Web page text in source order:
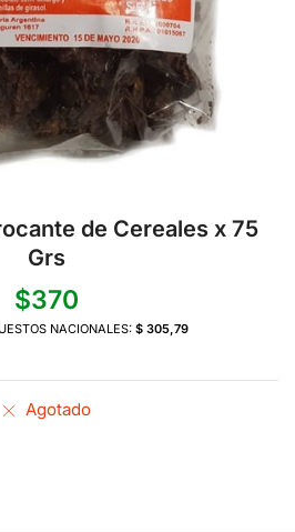
de Cereales x 75
Grs
$370
NACIONALES: $ 305,79
Agotado